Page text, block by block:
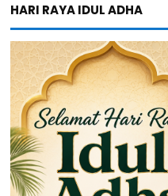
HARI RAYA IDUL ADHA